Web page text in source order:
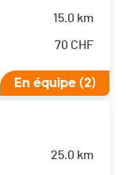
15.0 km
70 CHF
En équipe (2)
25.0 km